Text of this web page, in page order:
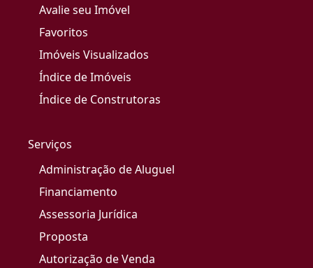
Avalie seu Imóvel
Favoritos
Imóveis Visualizados
Índice de Imóveis
Índice de Construtoras
Serviços
Administração de Aluguel
Financiamento
Assessoria Jurídica
Proposta
Autorização de Venda